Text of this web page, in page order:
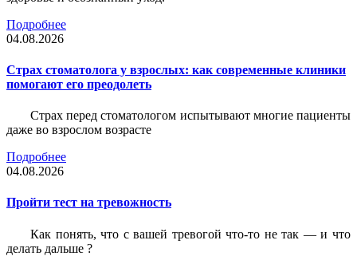
Подробнее
04.08.2026
Страх стоматолога у взрослых: как современные клиники
помогают его преодолеть
Страх перед стоматологом испытывают многие пациенты
даже во взрослом возрасте
Подробнее
04.08.2026
Пройти тест на тревожность
Как понять, что с вашей тревогой что-то не так — и что
делать дальше ?